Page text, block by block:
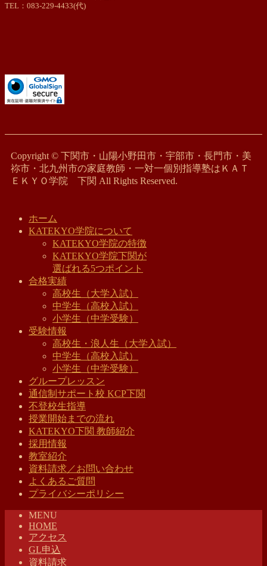
TEL：083-229-4433(代)
Copyright © 下関市・山陽小野田市・宇部市・長門市・美
祢市・北九州市の家庭教師・一対一個別指導塾はＫＡＴ
ＥＫＹＯ学院 下関 All Rights Reserved.
ホーム
KATEKYO学院について
KATEKYO学院の特徴
KATEKYO学院下関が
選ばれる5つポイント
合格実績
高校生（大学入試）
中学生（高校入試）
小学生（中学受験）
受験情報
高校生・浪人生（大学入試）
中学生（高校入試）
小学生（中学受験）
グループレッスン
通信制サポート校 KCP下関
不登校生指導
授業開始までの流れ
KATEKYO下関 教師紹介
採用情報
教室紹介
資料請求／お問い合わせ
よくあるご質問
プライバシーポリシー
MENU
HOME
アクセス
GL申込
資料請求